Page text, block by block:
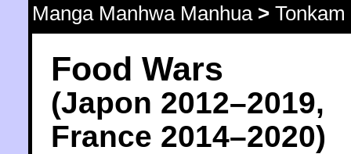
Manga Manhwa Manhua> Tonkam
Food Wars
(Japon 2012–2019,
France 2014–2020)